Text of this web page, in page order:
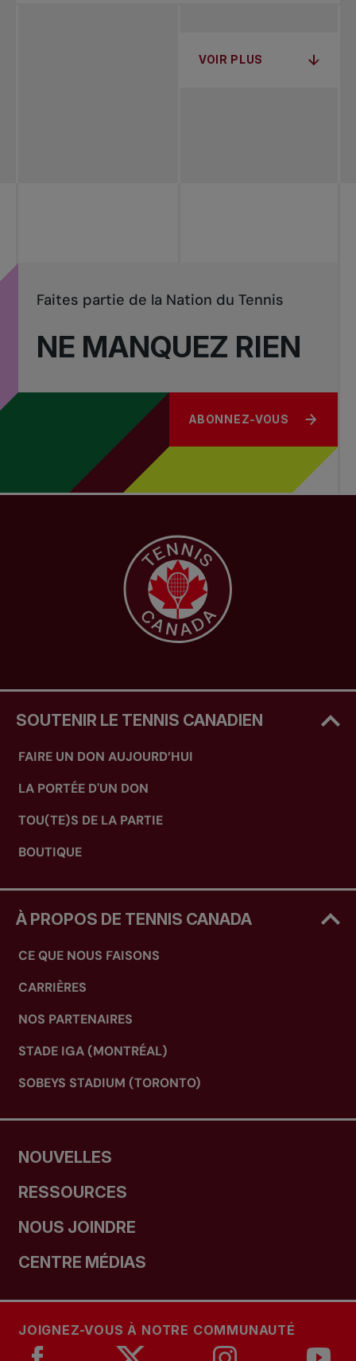
VOIR PLUS
NE MANQUEZ RIEN
Faites partie de la Nation du Tennis
ABONNEZ-VOUS
SOUTENIR LE TENNIS CANADIEN
FAIRE UN DON AUJOURD’HUI
LA PORTÉE D'UN DON
TOU(TE)S DE LA PARTIE
BOUTIQUE
À PROPOS DE TENNIS CANADA
CE QUE NOUS FAISONS
CARRIÈRES
NOS PARTENAIRES
STADE IGA (MONTRÉAL)
SOBEYS STADIUM (TORONTO)
NOUVELLES
RESSOURCES
NOUS JOINDRE
CENTRE MÉDIAS
JOIGNEZ-VOUS À NOTRE COMMUNAUTÉ